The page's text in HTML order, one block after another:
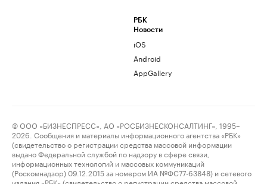
РБК
Новости
iOS
Android
AppGallery
© ООО «БИЗНЕСПРЕСС», АО «РОСБИЗНЕСКОНСАЛТИНГ», 1995–
2026. Сообщения и материалы информационного агентства «РБК»
(свидетельство о регистрации средства массовой информации
выдано Федеральной службой по надзору в сфере связи,
информационных технологий и массовых коммуникаций
(Роскомнадзор) 09.12.2015 за номером ИА №ФС77-63848) и сетевого